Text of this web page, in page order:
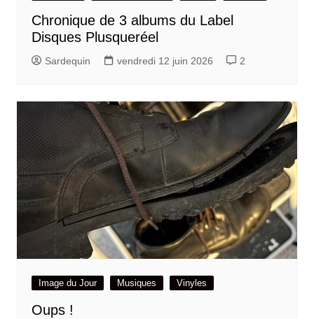
Chronique de 3 albums du Label
Disques Plusqueréel
Sardequin vendredi 12 juin 2026 2
Image du Jour Musiques Vinyles
Oups !